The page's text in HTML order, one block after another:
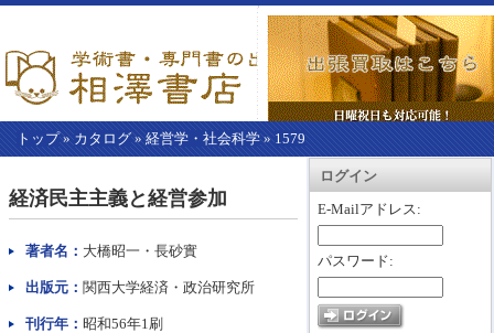
トップ» カタログ » 経営学・社会科学 » 1579
カートを見る
ログイン
E-Mailアドレス:
パスワード:
こ
か
本
経済民主主義と経営参加
著者名： 大橋昭一・長砂實
出版元： 関西大学経済・政治研究所
刊行年： 昭和56年1刷